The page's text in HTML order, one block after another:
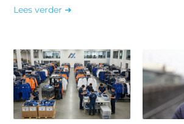
Lees verder ➜